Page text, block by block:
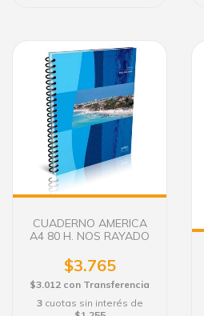
CUADERNO AMERICA
A4 80 H. NOS RAYADO
$3.765
$3.012 con Transferencia
3 cuotas sin interés de